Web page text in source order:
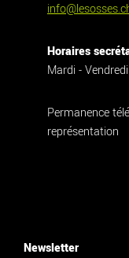
Horaires
Mardi -
Permanence
représentation
Newsletter